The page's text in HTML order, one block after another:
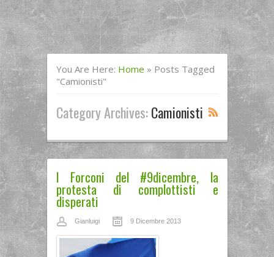
You Are Here: Home » Posts Tagged
"camionisti"
Category Archives:Camionisti
I Forconi del #9dicembre, la
protesta di complottisti e
disperati
Gianluigi 9 Dicembre 2013